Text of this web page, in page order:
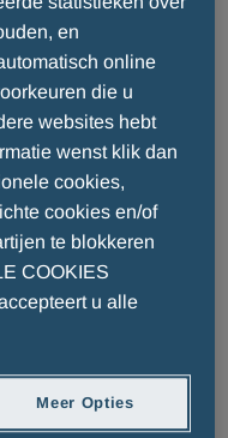
en
online
die u
websites hebt
wenst klik dan
cookies,
cookies en/of
te blokkeren
COOKIES
u alle
Meer Opties